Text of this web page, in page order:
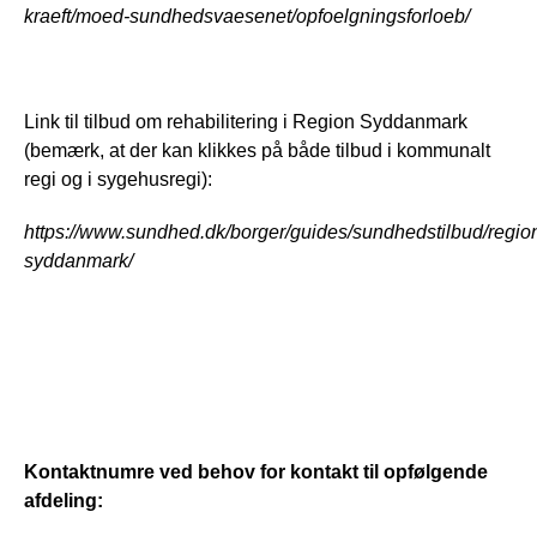
kraeft/moed-sundhedsvaesenet/opfoelgningsforloeb/
Link til tilbud om rehabilitering i Region Syddanmark
(bemærk, at der kan klikkes på både tilbud i kommunalt
regi og i sygehusregi):
https://www.sundhed.dk/borger/guides/sundhedstilbud/
syddanmark/
Kontaktnumre ved behov for kontakt til opfølgende
afdeling: